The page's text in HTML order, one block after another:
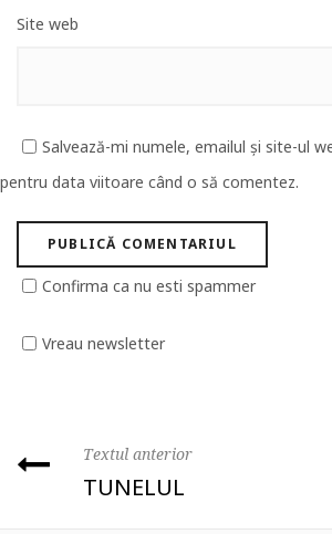
Site web
Salvează-mi numele, emailul și site-ul
pentru data viitoare când o să comentez.
Confirma ca nu esti spammer
Vreau newsletter
Textul anterior
TUNELUL